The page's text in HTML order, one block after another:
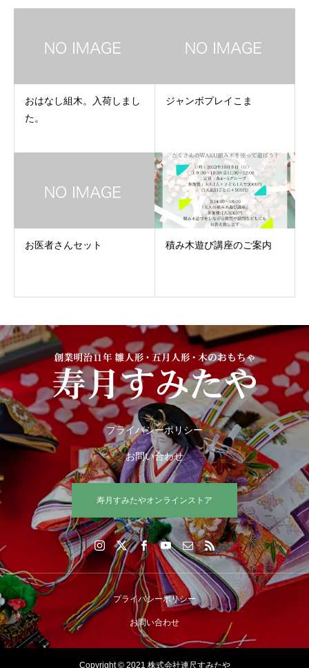
おはなし組木。入荷しまし
た。
ジャンボプレイこま
お医者さんセット 積み木遊び講座のご案内
プライバシーポリシー
お問い合わせ
寿月すみたやオンラインストア
プライバシーポリシー
お問い合わせ
Copyright © 2021 株式会社連尺すみたや